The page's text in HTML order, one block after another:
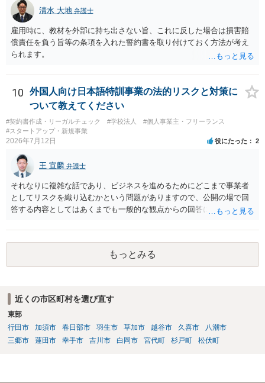
清水 大地 弁護士
雇用時に、教材を外部に持ち出さない旨、これに反した場合は損害賠
償責任を負う旨等の条項を入れた誓約書を取り付けておく方法が考え
られます。
10
外国人向け日本語特訓事業の法的リスクと対策に
ついて教えてください
#契約書作成・リーガルチェック #学校法人
#個人事業主・フリーランス
#スタートアップ・新規事業
2026年7月12日 役にたった 2
王 宣麟 弁護士
それなりに複雑な話であり、ビジネスを進めるためにどこまで事業者
としてリスクを織り込むかという問題がありますので、公開の場で回
答する内容としてはあくまでも一般的な観点からの回答になります
授業・言語コーチング」と明確に位置付け、サーフィンや農業体験、
工場見学等のアクティビティは、旅行商品ではなく授業に付随した無
償の交流・学習機会として整理すること。 ・宿泊・交通・レンタカー
等の契約主体および支払は常にクライアント本人と事業者の間で完結
送・宿泊等のサービス提供者とは独立した立場であること、②参加者
の移動・アクティビティ参加は自己の判断と責任によること、③講師
の故意・重大な過失を除く範囲で事故等についての責任を限定するこ
とを明示すること。 この辺りは意識して書類等を作成された方がよろ
もっとみる
近くの市区町村を選び直す
東部
行田市
加須市 春日部市 羽生市 草加市 越谷市 久喜市
八潮市
三郷市
蓮田市 幸手市 吉川市 白岡市 宮代町 杉戸町 松伏町